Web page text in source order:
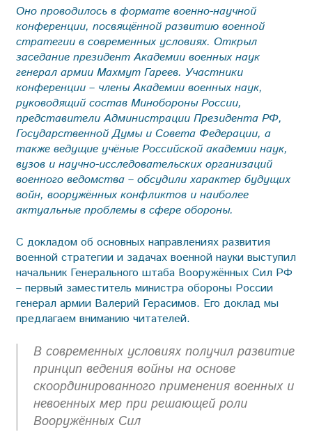
Оно проводилось в формате военно-научной
конференции, посвящённой развитию военной
стратегии в современных условиях. Открыл
заседание президент Академии военных наук
генерал армии Махмут Гареев. Участники
конференции – члены Академии военных наук,
руководящий состав Минобороны России,
представители Администрации Президента РФ,
Государственной Думы и Совета Федерации, а
также ведущие учёные Российской академии наук,
вузов и научно-исследовательских организаций
военного ведомства – обсудили характер будущих
войн, вооружённых конфликтов и наиболее
актуальные проблемы в сфере обороны.
С докладом об основных направлениях развития
военной стратегии и задачах военной науки выступил
начальник Генерального штаба Вооружённых Сил РФ
– первый заместитель министра обороны России
генерал армии Валерий Герасимов. Его доклад мы
предлагаем вниманию читателей.
В современных условиях получил развитие
принцип ведения войны на основе
скоординированного применения военных и
невоенных мер при решающей роли
Вооружённых Сил